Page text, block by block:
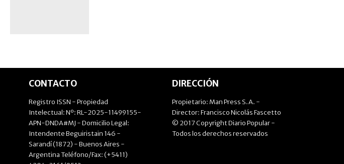
CONTACTO
Registro ISSN - Propiedad
Intelectual: Nº: RL-2025-11499155-
APN-DNDA#MJ - Domicilio Legal:
Intendente Beguiristain 146 -
Sarandí (1872) - Buenos Aires -
Argentina Teléfono/Fax: (+5411)
DIRECCIÓN
Propietario: Man Press S.A. -
Director: Francisco Nicolás Fascetto
© 2017 Copyright Diario Popular -
Todos los derechos reservados